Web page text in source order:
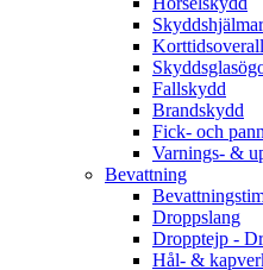
Skyddshjälmar
Fallskydd
Brandskydd
Fick- och
Varnings- &
Bevattning
Droppslang
Dropptejp -
Hål- &